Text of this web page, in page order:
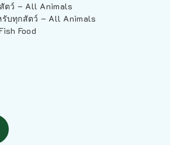
ตว์ – All Animals
รับทุกสัตว์ – All Animals
Food